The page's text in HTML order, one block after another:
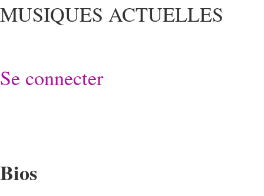
MUSIQUES ACTUELLES
Se connecter
Bios